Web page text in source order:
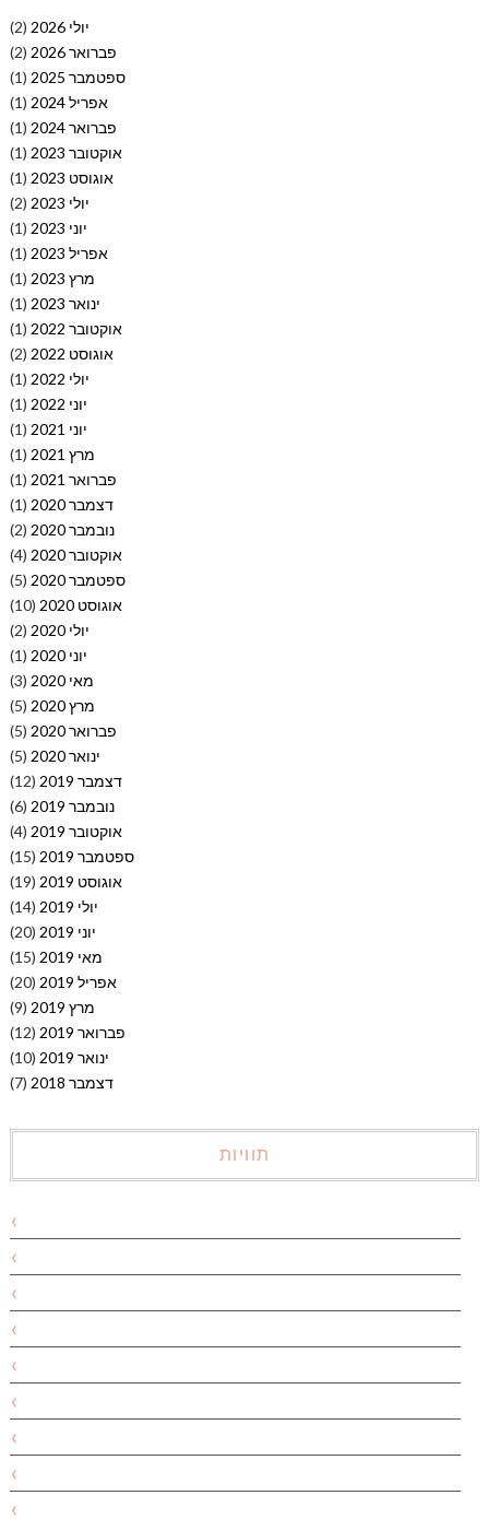
יולי 2026
(2)
פברואר 2026
(2)
ספטמבר 2025
(1)
אפריל 2024
(1)
פברואר 2024
(1)
אוקטובר 2023
(1)
אוגוסט 2023
(1)
יולי 2023
(2)
יוני 2023
(1)
אפריל 2023
(1)
מרץ 2023
(1)
ינואר 2023
(1)
אוקטובר 2022
(1)
אוגוסט 2022
(2)
יולי 2022
(1)
יוני 2022
(1)
יוני 2021
(1)
מרץ 2021
(1)
פברואר 2021
(1)
דצמבר 2020
(1)
נובמבר 2020
(2)
אוקטובר 2020
(4)
ספטמבר 2020
(5)
אוגוסט 2020
(10)
יולי 2020
(2)
יוני 2020
(1)
מאי 2020
(3)
מרץ 2020
(5)
פברואר 2020
(5)
ינואר 2020
(5)
דצמבר 2019
(12)
נובמבר 2019
(6)
אוקטובר 2019
(4)
ספטמבר 2019
(15)
אוגוסט 2019
(19)
יולי 2019
(14)
יוני 2019
(20)
מאי 2019
(15)
אפריל 2019
(20)
מרץ 2019
(9)
פברואר 2019
(12)
ינואר 2019
(10)
דצמבר 2018
(7)
תוויות